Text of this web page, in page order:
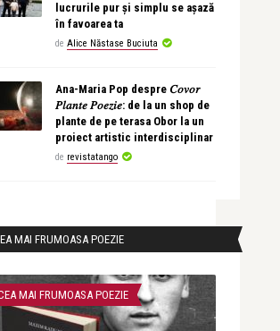
lucrurile pur și simplu se așază
în favoarea ta
de Alice Năstase Buciuta
Ana-Maria Pop despre 𝐶𝑜𝑣𝑜𝑟
𝑃𝑙𝑎𝑛𝑡𝑒 𝑃𝑜𝑒𝑧𝑖𝑒: de la un shop de
plante de pe terasa Obor la un
proiect artistic interdisciplinar
de revistatango
MAI FRUMOASA POEZIE
MAI FRUMOASA POEZIE